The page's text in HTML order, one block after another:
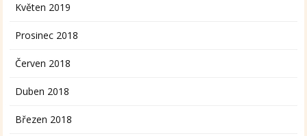
Květen 2019
Prosinec 2018
Červen 2018
Duben 2018
Březen 2018